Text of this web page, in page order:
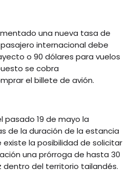
una nueva tasa de
internacional debe
o 90 dólares para vuelos
se cobra
el billete de avión.
pasado 19 de mayo la
de la duración de la estancia
existe la posibilidad de solicitar
una prórroga de hasta 30
dentro del territorio tailandés.